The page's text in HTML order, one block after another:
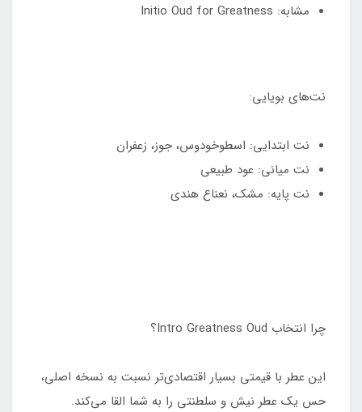
مشابه: Initio Oud for Greatness
نت‌های بویایی:
نت ابتدایی: اسطوخودوس، جوز، زعفران
نت میانی: عود طبیعی
نت پایه: مشک، نعناع هندی
چرا انتخاب Intro Greatness Oud؟
این عطر با قیمتی بسیار اقتصادی‌تر نسبت به نسخه اصلی،
حس یک عطر نیش و سلطنتی را به شما القا می‌کند.